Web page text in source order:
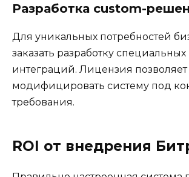
Разработка custom-
Для уникальных потребностей
заказать разработку
интеграций. Лицензия позволяет
модифицировать систему под
требования.
ROI от внедрения